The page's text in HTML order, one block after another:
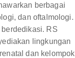
berbagai
dan oftalmologi.
RS
lingkungan
dan kelompok